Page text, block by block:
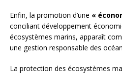
Enfin, la promotion d’une «
conciliant développement
écosystèmes marins, apparaît
une gestion responsable des
La protection des écosystèmes